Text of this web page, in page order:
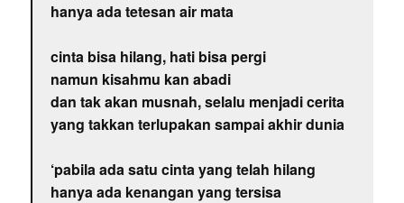
hanya ada tetesan air mata
cinta bisa hilang, hati bisa pergi
namun kisahmu kan abadi
dan tak akan musnah, selalu menjadi cerita
yang takkan terlupakan sampai akhir dunia
‘pabila ada satu cinta yang telah hilang
hanya ada kenangan yang tersisa